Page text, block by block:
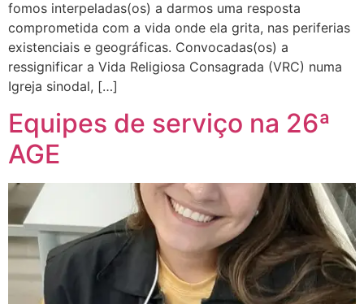
fomos interpeladas(os) a darmos uma resposta
comprometida com a vida onde ela grita, nas periferias
existenciais e geográficas. Convocadas(os) a
ressignificar a Vida Religiosa Consagrada (VRC) numa
Igreja sinodal, […]
Equipes de serviço na 26ª
AGE